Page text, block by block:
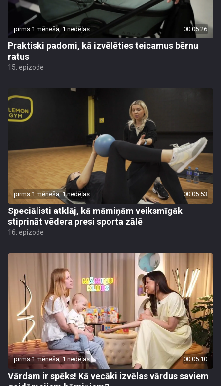
pirms 1 mēneša, 1 nedēļas 00:05:26
Praktiski padomi, kā izvēlēties teicamus bērnu
ratus
15. epizode
pirms 1 mēneša, 1 nedēļas 00:05:53
Speciālisti atklāj, kā māmiņām veiksmīgāk
stiprināt vēdera presi sporta zālē
16. epizode
pirms 1 mēneša, 1 nedēļas 00:05:10
Vārdam ir spēks! Kā vecāki izvēlas vārdus saviem